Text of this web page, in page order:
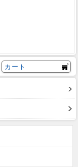
カート